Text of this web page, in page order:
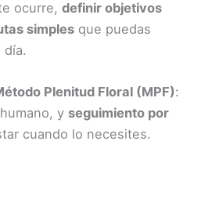
ocurre, definir objetivos
simples que puedas
Plenitud Floral (MPF):
y seguimiento por
cuando lo necesites.